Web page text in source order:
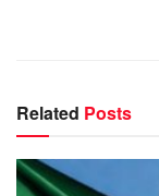
Related Posts